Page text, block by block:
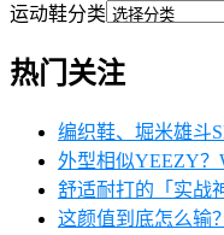
运动鞋分类
热门关注
编织鞋、堀米雄斗
外型相似YEEZY？
舒适耐打的「实战
这颜值到底怎么输